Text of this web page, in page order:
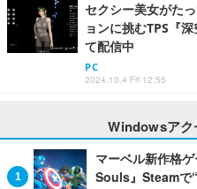
セクシー美女がた
ョンに挑むTPS『
て配信中
PC
2024.10.4 Fri 12:55
Windowsアク
マーベル新作格
Souls』Steamで